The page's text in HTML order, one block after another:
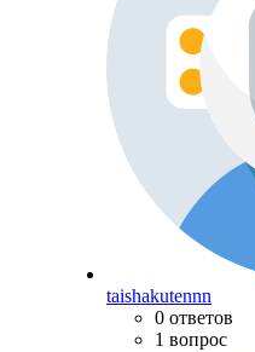
taishakutennn
0 ответов
1 вопрос